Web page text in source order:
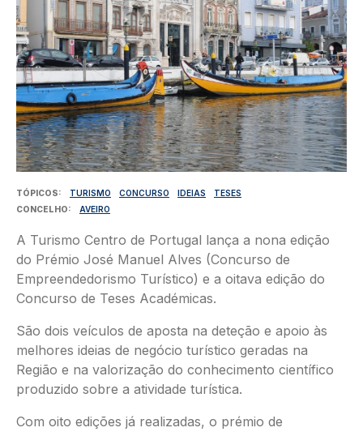
TÓPICOS TURISMO CONCURSO IDEIAS
TESES
CONCELHO
AVEIRO
A Turismo Centro de Portugal lança a nona edição
do Prémio José Manuel Alves (Concurso de
Empreendedorismo Turístico) e a oitava edição do
Concurso de Teses Académicas.
São dois veículos de aposta na deteção e apoio às
melhores ideias de negócio turístico geradas na
Região e na valorização do conhecimento científico
produzido sobre a atividade turística.
Com oito edições já realizadas, o prémio de